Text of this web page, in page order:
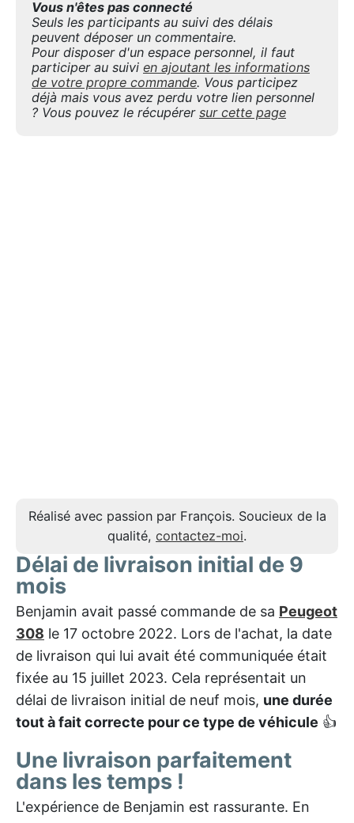
Vous n'êtes pas connecté
Seuls les participants au suivi des délais
peuvent déposer un commentaire.
Pour disposer d'un espace personnel, il faut
participer au suivi en ajoutant les informations
de votre propre commande. Vous participez
déjà mais vous avez perdu votre lien personnel
? Vous pouvez le récupérer sur cette page
Réalisé avec passion par François. Soucieux de la
qualité, contactez-moi.
Délai de livraison initial de 9
mois
Benjamin avait passé commande de sa Peugeot
308 le 17 octobre 2022. Lors de l'achat, la date
de livraison qui lui avait été communiquée était
fixée au 15 juillet 2023. Cela représentait un
délai de livraison initial de neuf mois, une durée
tout à fait correcte pour ce type de véhicule 👍
Une livraison parfaitement
dans les temps !
L'expérience de Benjamin est rassurante. En